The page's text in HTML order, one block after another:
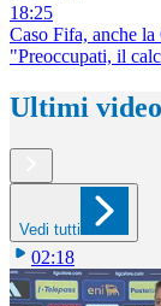
18:25
Caso Fifa, anche
"Preoccupati, il
Ultimi video
Vedi tutti
02:18